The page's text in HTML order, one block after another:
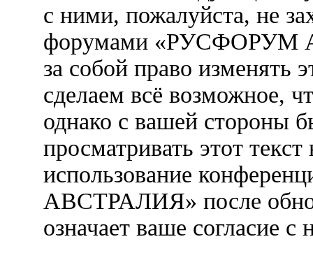
с ними, пожалуйста, не
форумами «РУСФОРУМ
за собой право изменять
сделаем всё возможное,
однако с вашей стороны
просматривать этот
использование
АВСТРАЛИЯ» после
означает ваше согласие с